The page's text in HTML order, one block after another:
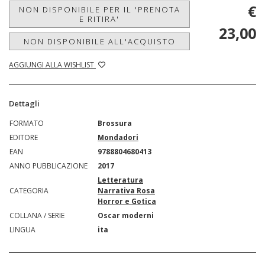
NON DISPONIBILE PER IL 'PRENOTA
E RITIRA'
NON DISPONIBILE ALL'ACQUISTO
AGGIUNGI ALLA WISHLIST
€
23,00
Dettagli
FORMATO
Brossura
EDITORE
Mondadori
EAN
9788804680413
ANNO PUBBLICAZIONE
2017
CATEGORIA
Letteratura
Narrativa Rosa
Horror e Gotica
COLLANA / SERIE
Oscar moderni
LINGUA
ita